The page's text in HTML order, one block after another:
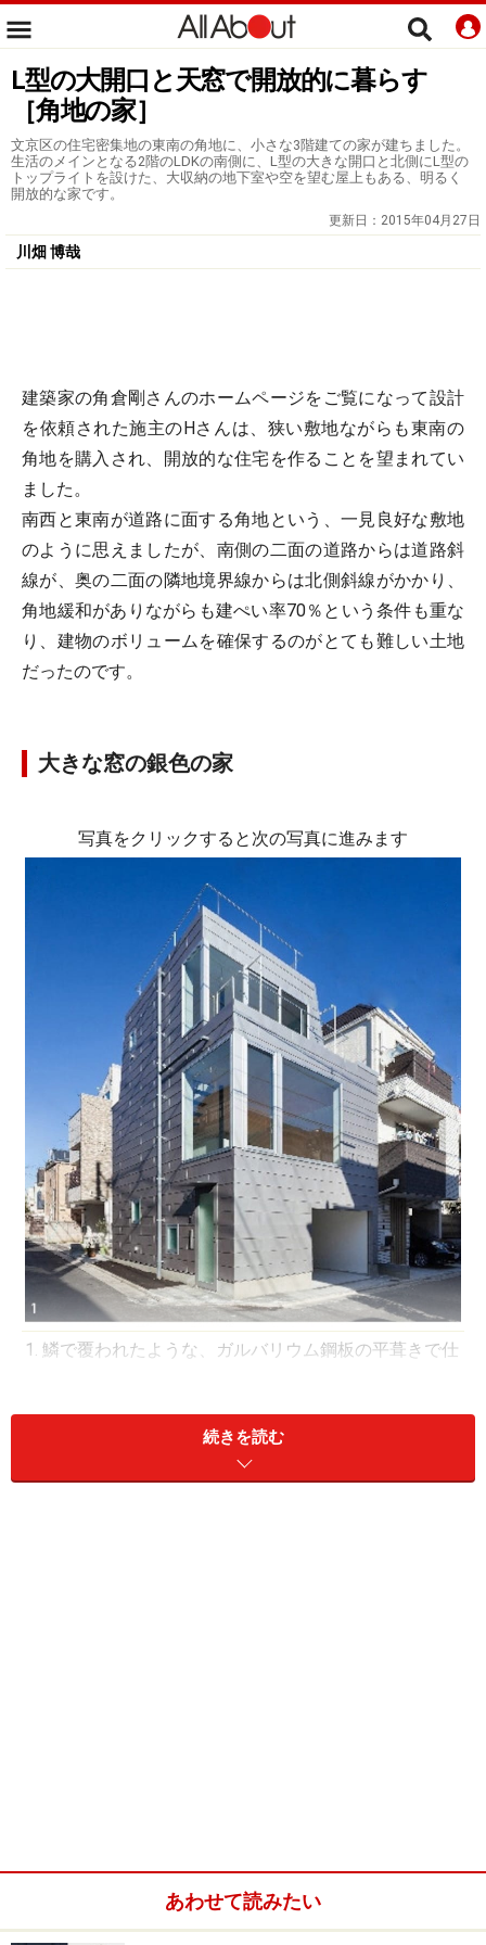
L型の大開口と天窓で開放的に暮らす
［角地の家］
文京区の住宅密集地の東南の角地に、小さな3階建ての家が建ちました。
生活のメインとなる2階のLDKの南側に、L型の大きな開口と北側にL型の
トップライトを設けた、大収納の地下室や空を望む屋上もある、明るく
開放的な家です。
更新日： 2015年04月27日
川畑 博哉
建築家の角倉剛さんのホームページをご覧になって設計
を依頼された施主のHさんは、狭い敷地ながらも東南の
角地を購入され、開放的な住宅を作ることを望まれてい
ました。
南西と東南が道路に面する角地という、一見良好な敷地
のように思えましたが、南側の二面の道路からは道路斜
線が、奥の二面の隣地境界線からは北側斜線がかかり、
角地緩和がありながらも建ぺい率70％という条件も重な
り、建物のボリュームを確保するのがとても難しい土地
だったのです。
大きな窓の銀色の家
写真をクリックすると次の写真に進みます
1. 鱗で覆われたような、ガルバリウム鋼板の平葺きで仕
2. 法規制により3階が1m後退している。写真：吉田誠
◆建築データと建築家プロフィール
続きを読む
あわせて読みたい